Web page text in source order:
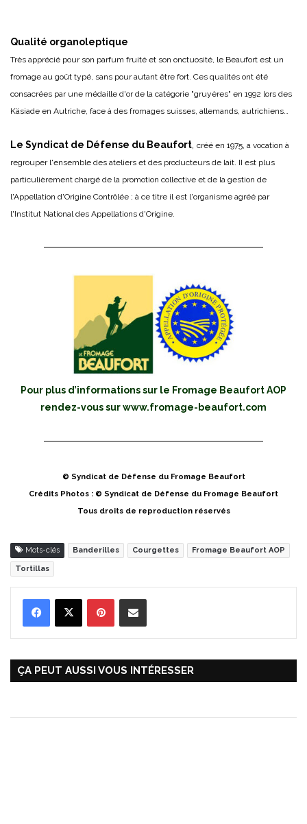
Qualité organoleptique
Très apprécié pour son parfum fruité et son onctuosité, le Beaufort est un
fromage au goût typé, sans pour autant être fort. Ces qualités ont été
consacrées par une médaille d'or de la catégorie "gruyères" en 1992 lors des
Käsiade en Autriche, face à des fromages suisses, allemands, autrichiens…
Le Syndicat de Défense du Beaufort créé en 1975, a vocation à
regrouper l'ensemble des ateliers et des producteurs de lait. II est plus
particulièrement chargé de la promotion collective et de la gestion de
l'Appellation d'Origine Contrôlée ; à ce titre il est l'organisme agréé par
l'Institut National des Appellations d'Origine.
Pour plus d’informations sur le Fromage Beaufort AOP
rendez-vous surwww.fromage-beaufort.com
© Syndicat de Défense du Fromage Beaufort
Crédits Photos : © Syndicat de Défense du Fromage Beaufort
Tous droits de reproduction réservés
Mots-clés Banderilles Courgettes Fromage Beaufort AOP
Tortillas
ÇA PEUT AUSSI VOUS INTÉRESSER